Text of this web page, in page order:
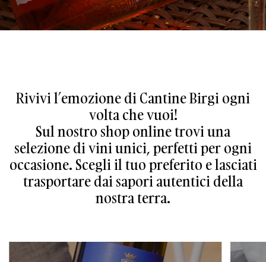
Rivivi l’emozione di Cantine Birgi ogni
volta che vuoi!
Sul nostro shop online trovi una
selezione di vini unici, perfetti per ogni
occasione. Scegli il tuo preferito e lasciati
trasportare dai sapori autentici della
nostra terra.